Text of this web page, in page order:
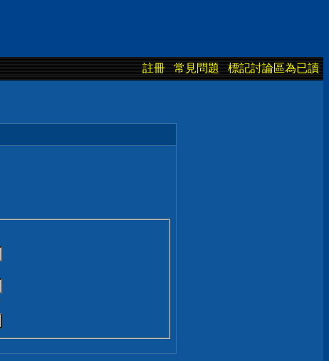
註冊 常見問題 標記討論區為已讀